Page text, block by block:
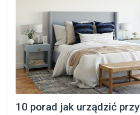
10 porad jak urządzić